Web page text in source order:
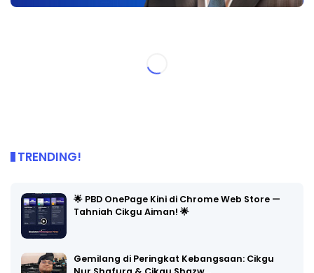
TRENDING!
🌟 PBD OnePage Kini di Chrome Web Store —
Tahniah Cikgu Aiman! 🌟
Gemilang di Peringkat Kebangsaan: Cikgu